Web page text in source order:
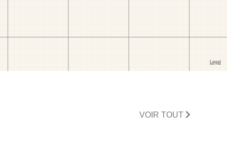
VOIR TOUT